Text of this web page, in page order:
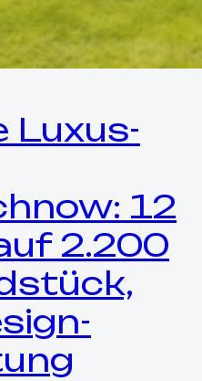
Luxus-
12
2.200